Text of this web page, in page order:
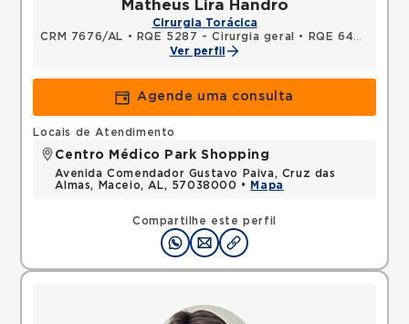
Matheus Lira Handro
Cirurgia Torácica
CRM 7676/AL • RQE 5287 - Cirurgia geral •
RQE 6438 - Cirurgia torácica
Ver perfil
Agende uma consulta
Compartilhe este perfil
Locais de Atendimento
Centro Médico Park Shopping
Avenida Comendador Gustavo Paiva, Cruz das
Almas, Maceio, AL, 57038000 •
Mapa